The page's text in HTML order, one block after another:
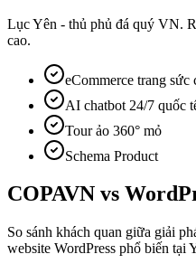
Lục Yên - thủ phủ đá quý VN.
cao.
eCommerce trang sức
AI chatbot 24/7 quốc
Tour ảo 360° mỏ
Schema Product
COPAVN vs
So sánh khách quan giữa giải
website WordPress phổ biến tại